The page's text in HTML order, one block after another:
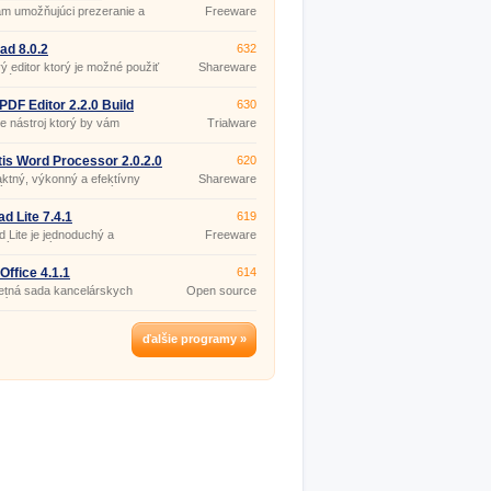
umožňujúci prezeranie a
dokumentov, ich konverziu
EPS a extrakciu textu do
Freeware
8.0.2
editor ktorý je možné použiť
náhradu za windows notepad.
632
Shareware
Editor 2.2.0 Build
nástroj ktorý by vám
upravovať obsah PDF
na to zvyknutí pri
iných typov? Vďaka
Foxit PDF Editor to je
630
Trialware
Word Processor 2.0.2.0
výkonný a efektívny
procesor, navrhnutý s
používateľského prostredia
620
Shareware
Lite 7.4.1
Lite je jednoduchý a
textový editor.
619
Freeware
účely)
4.1.1
sada kancelárskych
(obdoba MS Office a
614
Open source
ďalšie programy »